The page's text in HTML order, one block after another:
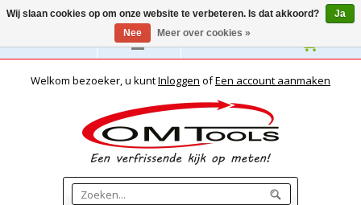
Nederlands
Welkom bezoeker, u kuntInloggen ofEen account aanmaken
Wij slaan cookies op om onze website te verbeteren. Is dat akkoord?
Ja
Nee
Meer over cookies »